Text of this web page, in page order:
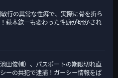
敏行の異常な性癖で、実際に骨を折ら
萩本欽一も変わった性癖が明かされ
田俊輔）、パスポートの期限切れ直
ーの共犯で逮捕！ガーシー情報をば